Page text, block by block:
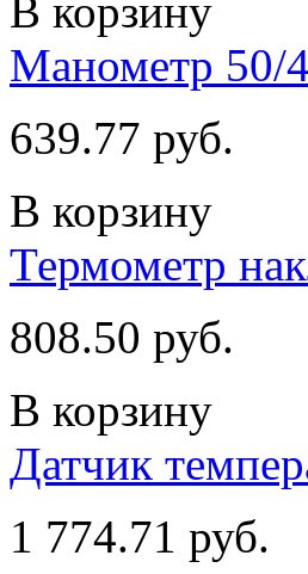
В корзину
Манометр 50/
639.77 руб.
В корзину
Термометр
808.50 руб.
В корзину
Датчик
1 774.71 руб.